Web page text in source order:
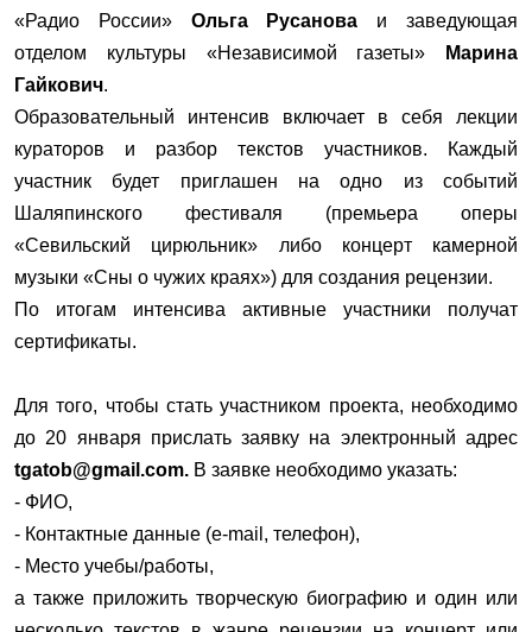
«Радио России» Ольга Русанова и заведующая
отделом культуры «Независимой газеты»
Марина
Гайкович.
Образовательный интенсив включает в себя лекции
кураторов и разбор текстов участников. Каждый
участник будет приглашен на одно из событий
Шаляпинского фестиваля (премьера оперы
«Севильский цирюльник» либо концерт камерной
музыки «Сны о чужих краях») для создания рецензии.
По итогам интенсива активные участники получат
сертификаты.
Для того, чтобы стать участником проекта, необходимо
до 20 января​ прислать заявку на электронный адрес
tgatob@gmail.com. В заявке необходимо указать:
- ФИО,
- Контактные данные (e-mail, телефон),
- Место учебы/работы,
а также приложить творческую биографию и один или